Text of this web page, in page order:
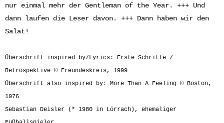
nur einmal mehr der Gentleman of the Year. +++ Und
dann laufen die Leser davon. +++ Dann haben wir den
Salat!
Überschrift inspired by/Lyrics: Erste Schritte /
Retrospektive © Freundeskreis, 1999
Überschrift also inspired by: More Than A Feeling © Boston,
1976
Sebastian Deisler (* 1980 in Lörrach), ehemaliger